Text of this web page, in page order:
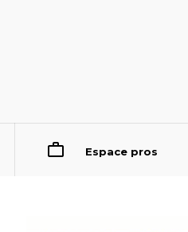
Espace pros